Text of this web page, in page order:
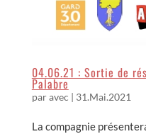
04.06.21 : Sortie de
Palabre
paravec | 31.Mai.2021
La compagnie